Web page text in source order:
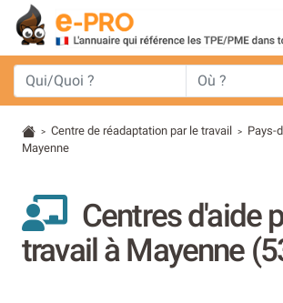
> Centre de réadaptation par le travail > Pays-
Mayenne
Centres d'aide
travail à Mayenne